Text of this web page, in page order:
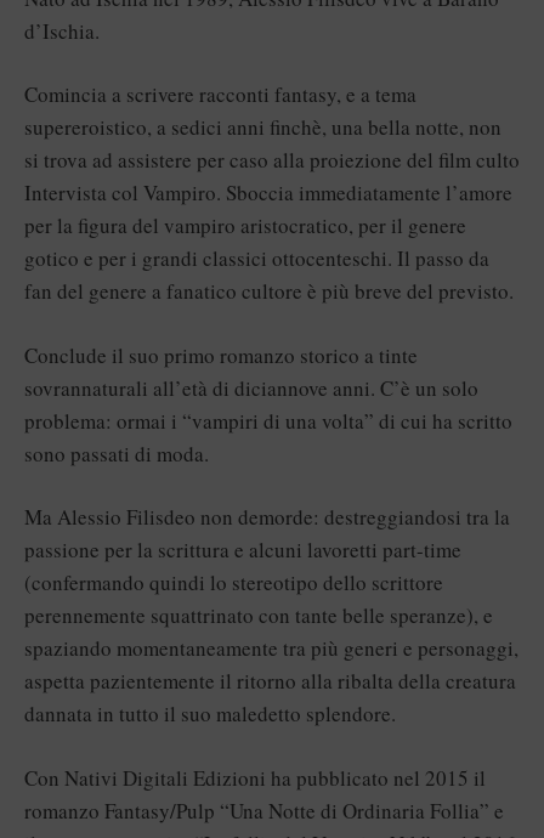
d’Ischia.
Comincia a scrivere racconti fantasy, e a tema
supereroistico, a sedici anni finchè, una bella notte, non
si trova ad assistere per caso alla proiezione del film culto
Intervista col Vampiro. Sboccia immediatamente l’amore
per la figura del vampiro aristocratico, per il genere
gotico e per i grandi classici ottocenteschi. Il passo da
fan del genere a fanatico cultore è più breve del previsto.
Conclude il suo primo romanzo storico a tinte
sovrannaturali all’età di diciannove anni. C’è un solo
problema: ormai i “vampiri di una volta” di cui ha scritto
sono passati di moda.
Ma Alessio Filisdeo non demorde: destreggiandosi tra la
passione per la scrittura e alcuni lavoretti part-time
(confermando quindi lo stereotipo dello scrittore
perennemente squattrinato con tante belle speranze), e
spaziando momentaneamente tra più generi e personaggi,
aspetta pazientemente il ritorno alla ribalta della creatura
dannata in tutto il suo maledetto splendore.
Con Nativi Digitali Edizioni ha pubblicato nel 2015 il
romanzo Fantasy/Pulp “Una Notte di Ordinaria Follia” e